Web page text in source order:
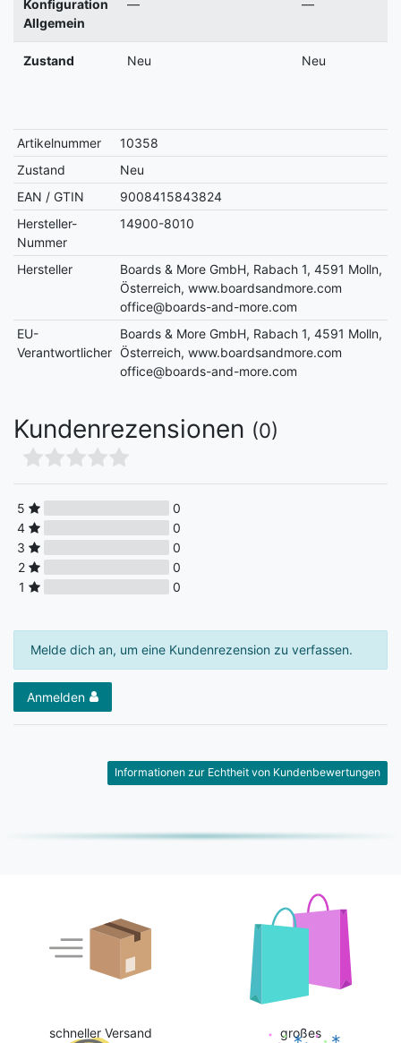
Konfiguration
Allgemein
— —
Zustand Neu Neu
Artikelnummer
10358
Zustand
Neu
EAN / GTIN
9008415843824
Hersteller-
Nummer
14900-8010
Hersteller
Boards & More GmbH, Rabach 1, 4591 Molln,
Österreich, www.boardsandmore.com
office@boards-and-more.com
EU-
Verantwortlicher
Boards & More GmbH, Rabach 1, 4591 Molln,
Österreich, www.boardsandmore.com
office@boards-and-more.com
Kundenrezensionen (0)
5
0
4
0
3
0
2
0
1
0
Melde dich an, um eine Kundenrezension zu verfassen.
Anmelden
Informationen zur Echtheit von Kundenbewertungen
schneller Versand
großes